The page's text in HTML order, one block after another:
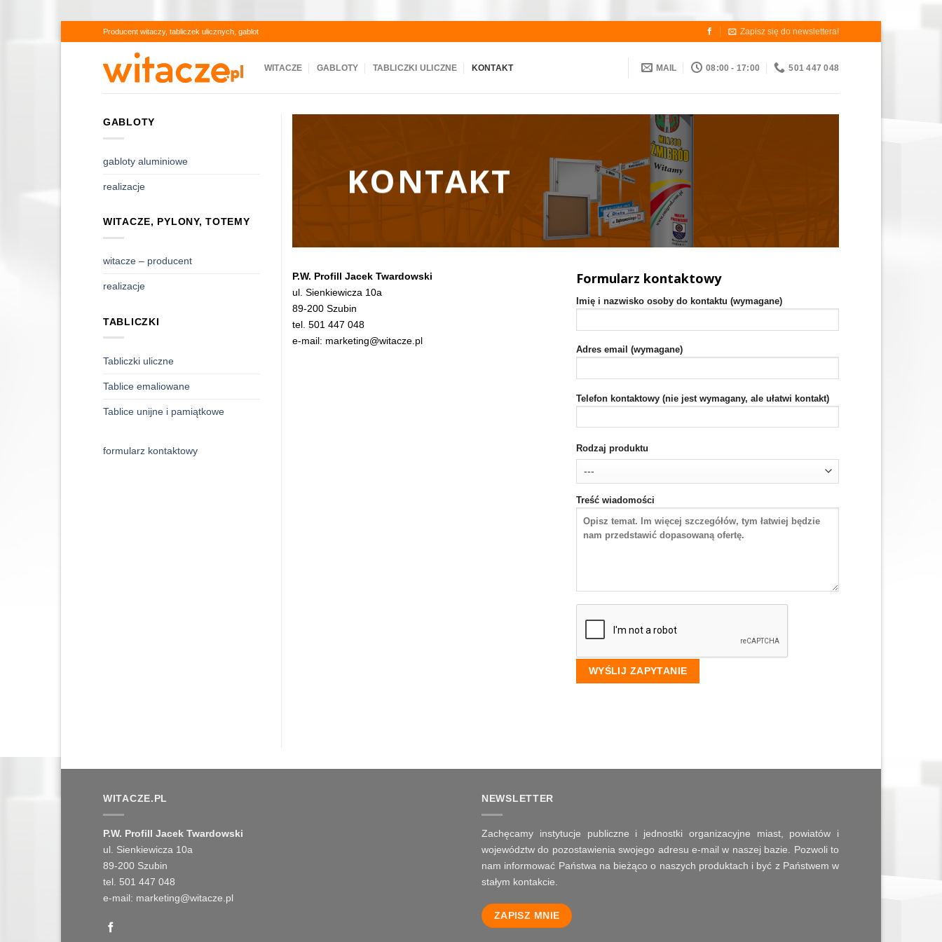
to
Producent witaczy, tabliczek ulicznych, gablot Zapisz się do newslettera!
WITACZE GABLOTY TABLICZKI ULICZNE KONTAKT MAIL 08:00 - 17:00 501 447 048
KONTAKT
P.W. Profill Jacek Twardowski
ul. Sienkiewicza 10a
89-200 Szubin
tel. 501 447 048
e-mail: marketing@witacze.pl
Formularz kontaktowy
Imię i nazwisko osoby do kontaktu (wymagane)
Adres email (wymagane)
Telefon kontaktowy (nie jest wymagany, ale ułatwi kontakt)
Rodzaj produktu
Treść wiadomości
GABLOTY
gabloty aluminiowe
realizacje
WITACZE, PYLONY, TOTEMY
witacze – producent
realizacje
TABLICZKI
Tabliczki uliczne
Tablice emaliowane
Tablice unijne i pamiątkowe
formularz kontaktowy
WITACZE.PL
P.W. Profill Jacek Twardowski
ul. Sienkiewicza 10a
89-200 Szubin
tel. 501 447 048
e-mail: marketing@witacze.pl
NEWSLETTER
Zachęcamy instytucje publiczne i jednostki organizacyjne miast, powiatów i
województw do pozostawienia swojego adresu e-mail w naszej bazie. Pozwoli to
nam informować Państwa na bieżąco o naszych produktach i być z Państwem w
stałym kontakcie.
ZAPISZ MNIE